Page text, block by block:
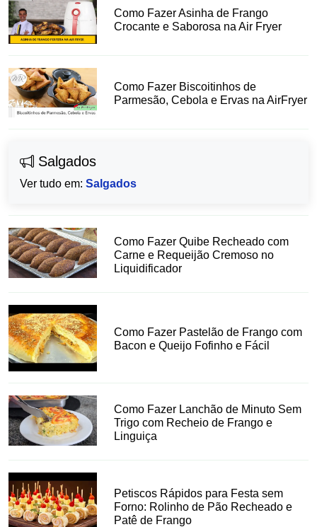
Como Fazer Asinha de Frango
Crocante e Saborosa na Air Fryer
Como Fazer Biscoitinhos de
Parmesão, Cebola e Ervas na AirFryer
Salgados
Ver tudo em: Salgados
Como Fazer Quibe Recheado com
Carne e Requeijão Cremoso no
Liquidificador
Como Fazer Pastelão de Frango com
Bacon e Queijo Fofinho e Fácil
Como Fazer Lanchão de Minuto Sem
Trigo com Recheio de Frango e
Linguiça
Petiscos Rápidos para Festa sem
Forno: Rolinho de Pão Recheado e
Patê de Frango